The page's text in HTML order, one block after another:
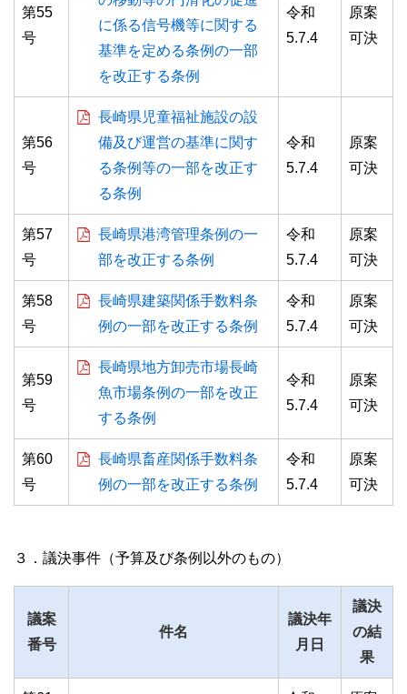
第55
号
に係る信号機等に関する
基準を定める条例の一部
を改正する条例
令和
5.7.4
原案
可決
第56
号
長崎県児童福祉施設の設
備及び運営の基準に関す
る条例等の一部を改正す
る条例
令和
5.7.4
原案
可決
第57
号
長崎県港湾管理条例の一
部を改正する条例
令和
5.7.4
原案
可決
第58
号
長崎県建築関係手数料条
例の一部を改正する条例
令和
5.7.4
原案
可決
第59
号
長崎県地方卸売市場長崎
魚市場条例の一部を改正
する条例
令和
5.7.4
原案
可決
第60
号
長崎県畜産関係手数料条
例の一部を改正する条例
令和
5.7.4
原案
可決
３．議決事件（予算及び条例以外のもの）
議案
番号
件名
議決年
月日
議決
の結
果